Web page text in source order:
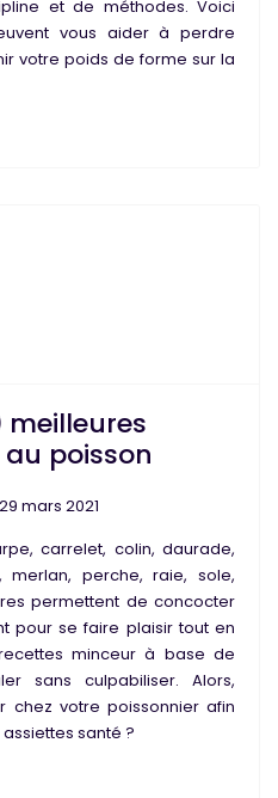
et de méthodes. Voici
vous aider à perdre
votre poids de forme sur la
meilleures
poisson
29 mars 2021
carrelet, colin, daurade,
merlan, perche, raie, sole,
permettent de concocter
pour se faire plaisir tout en
minceur à base de
sans culpabiliser. Alors,
chez votre poissonnier afin
santé ?